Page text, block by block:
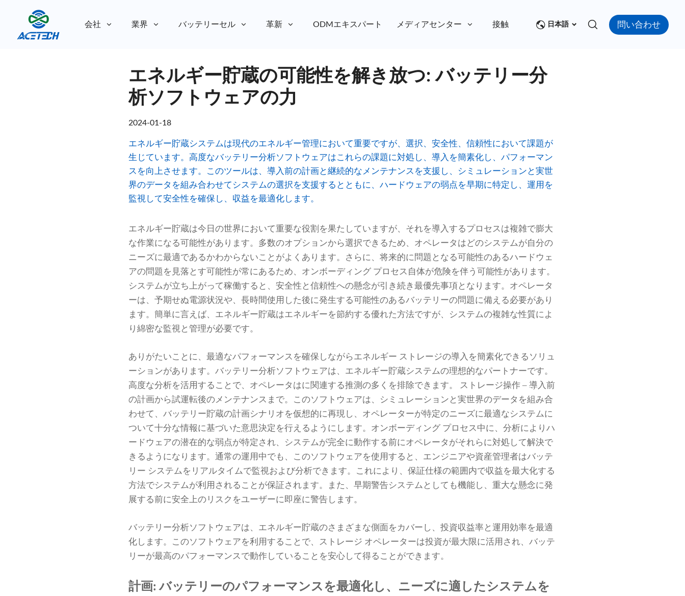
会社 業界 バッテリーセル 革新 ODMエキスパート メディアセンター 接触 日本語 問い合わせ
エネルギー貯蔵の可能性を解き放つ: バッテリー分
析ソフトウェアの力
2024-01-18
エネルギー貯蔵システムは現代のエネルギー管理において重要ですが、選択、安全性、信頼性において課題が
生じています。高度なバッテリー分析ソフトウェアはこれらの課題に対処し、導入を簡素化し、パフォーマン
スを向上させます。このツールは、導入前の計画と継続的なメンテナンスを支援し、シミュレーションと実世
界のデータを組み合わせてシステムの選択を支援するとともに、ハードウェアの弱点を早期に特定し、運用を
監視して安全性を確保し、収益を最適化します。
エネルギー貯蔵は今日の世界において重要な役割を果たしていますが、それを導入するプロセスは複雑で膨大
な作業になる可能性があります。多数のオプションから選択できるため、オペレータはどのシステムが自分の
ニーズに最適であるかわからないことがよくあります。さらに、将来的に問題となる可能性のあるハードウェ
アの問題を見落とす可能性が常にあるため、オンボーディング プロセス自体が危険を伴う可能性があります。
システムが立ち上がって稼働すると、安全性と信頼性への懸念が引き続き最優先事項となります。オペレータ
ーは、予期せぬ電源状況や、長時間使用した後に発生する可能性のあるバッテリーの問題に備える必要があり
ます。簡単に言えば、エネルギー貯蔵はエネルギーを節約する優れた方法ですが、システムの複雑な性質によ
り綿密な監視と管理が必要です。
ありがたいことに、最適なパフォーマンスを確保しながらエネルギー ストレージの導入を簡素化できるソリュ
ーションがあります。バッテリー分析ソフトウェアは、エネルギー貯蔵システムの理想的なパートナーです。
高度な分析を活用することで、オペレータはに関連する推測の多くを排除できます。
ストレージ操作 – 導入前
の計画から試運転後のメンテナンスまで。このソフトウェアは、シミュレーションと実世界のデータを組み合
わせて、バッテリー貯蔵の計画シナリオを仮想的に再現し、オペレーターが特定のニーズに最適なシステムに
ついて十分な情報に基づいた意思決定を行えるようにします。オンボーディング プロセス中に、分析によりハ
ードウェアの潜在的な弱点が特定され、システムが完全に動作する前にオペレータがそれらに対処して解決で
きるようになります。通常の運用中でも、このソフトウェアを使用すると、エンジニアや資産管理者はバッテ
リー システムをリアルタイムで監視および分析できます。これにより、保証仕様の範囲内で収益を最大化する
方法でシステムが利用されることが保証されます。また、早期警告システムとしても機能し、重大な懸念に発
展する前に安全上のリスクをユーザーに即座に警告します。
バッテリー分析ソフトウェアは、エネルギー貯蔵のさまざまな側面をカバーし、投資収益率と運用効率を最適
化します。このソフトウェアを利用することで、ストレージ オペレーターは投資が最大限に活用され、バッテ
リーが最高のパフォーマンスで動作していることを安心して得ることができます。
計画: バッテリーのパフォーマンスを最適化し、ニーズに適したシステムを